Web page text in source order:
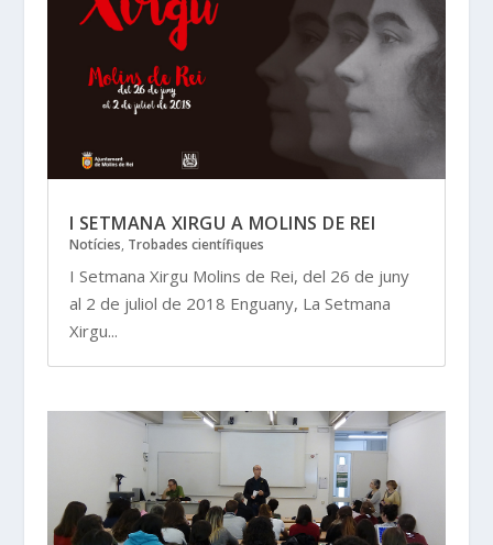
I SETMANA XIRGU A MOLINS DE REI
Notícies, Trobades científiques
I Setmana Xirgu Molins de Rei, del 26 de juny
al 2 de juliol de 2018 Enguany, La Setmana
Xirgu...